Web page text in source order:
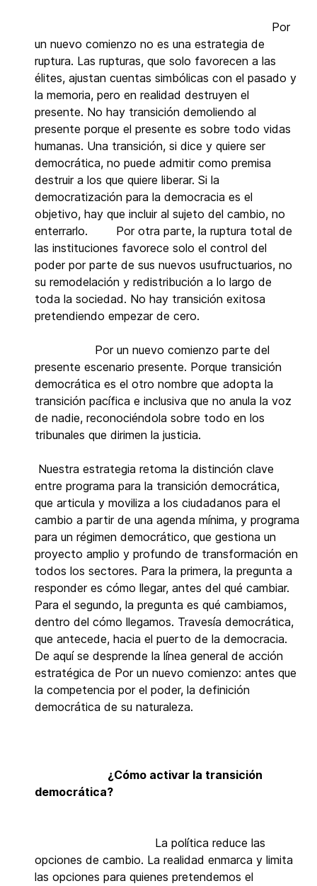
Por
un nuevo comienzo no es una estrategia de
ruptura. Las rupturas, que solo favorecen a las
élites, ajustan cuentas simbólicas con el pasado y
la memoria, pero en realidad destruyen el
presente. No hay transición demoliendo al
presente porque el presente es sobre todo vidas
humanas. Una transición, si dice y quiere ser
democrática, no puede admitir como premisa
destruir a los que quiere liberar. Si la
democratización para la democracia es el
objetivo, hay que incluir al sujeto del cambio, no
enterrarlo. Por otra parte, la ruptura total de
las instituciones favorece solo el control del
poder por parte de sus nuevos usufructuarios, no
su remodelación y redistribución a lo largo de
toda la sociedad. No hay transición exitosa
pretendiendo empezar de cero.
Por un nuevo comienzo parte del
presente escenario presente. Porque transición
democrática es el otro nombre que adopta la
transición pacífica e inclusiva que no anula la voz
de nadie, reconociéndola sobre todo en los
tribunales que dirimen la justicia.
Nuestra estrategia retoma la distinción clave
entre programa para la transición democrática,
que articula y moviliza a los ciudadanos para el
cambio a partir de una agenda mínima, y programa
para un régimen democrático, que gestiona un
proyecto amplio y profundo de transformación en
todos los sectores. Para la primera, la pregunta a
responder es cómo llegar, antes del qué cambiar.
Para el segundo, la pregunta es qué cambiamos,
dentro del cómo llegamos. Travesía democrática,
que antecede, hacia el puerto de la democracia.
De aquí se desprende la línea general de acción
estratégica de Por un nuevo comienzo: antes que
la competencia por el poder, la definición
democrática de su naturaleza.
¿Cómo activar la transición
democrática?
La política reduce las
opciones de cambio. La realidad enmarca y limita
las opciones para quienes pretendemos el